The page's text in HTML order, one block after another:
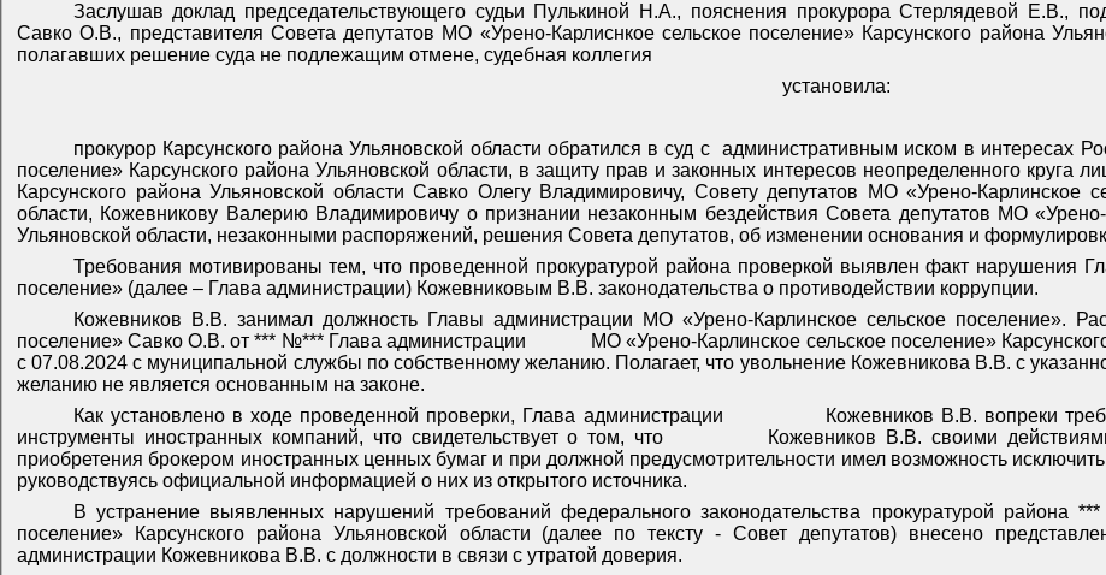
Заслушав доклад председательствующего судьи Пулькиной Н.А., пояснения прокурора Стерлядевой Е.В.,
Савко О.В., представителя Совета депутатов МО «Урено-Карлиснкое сельское поселение» Карсунского района
полагавших решение суда не подлежащим отмене, судебная коллегия
установила:
прокурор Карсунского района Ульяновской области обратился в суд с
административным иском в интересах
поселение» Карсунского района Ульяновской области, в защиту прав и законных интересов неопределенного круга
Карсунского района Ульяновской области Савко Олегу Владимировичу, Совету депутатов МО «Урено-Карлинское
области, Кожевникову Валерию Владимировичу о признании незаконным бездействия Совета депутатов МО «Урено-
Ульяновской области, незаконными распоряжений, решения Совета депутатов, об изменении основания и
Требования мотивированы тем, что проведенной прокуратурой района проверкой выявлен факт нарушения
поселение» (далее – Глава администрации) Кожевниковым В.В. законодательства о противодействии коррупции.
Кожевников В.В. занимал должность Главы администрации МО «Урено-Карлинское сельское поселение».
поселение» Савко О.В. от *** №*** Глава администрации
МО «Урено-Карлинское сельское поселение»
с 07.08.2024 с муниципальной службы по собственному желанию. Полагает, что увольнение Кожевникова В.В. с
желанию не является основанным на законе.
Как установлено в ходе проведенной проверки, Глава администрации
Кожевников В.В. вопреки
инструменты иностранных компаний, что свидетельствует о том, что
Кожевников В.В. своими
приобретения брокером иностранных ценных бумаг и при должной предусмотрительности имел возможность
руководствуясь официальной информацией о них из открытого источника.
В устранение выявленных нарушений требований федерального законодательства прокуратурой района
поселение» Карсунского района Ульяновской области (далее по тексту - Совет депутатов) внесено
администрации Кожевникова В.В. с должности в связи с утратой доверия.